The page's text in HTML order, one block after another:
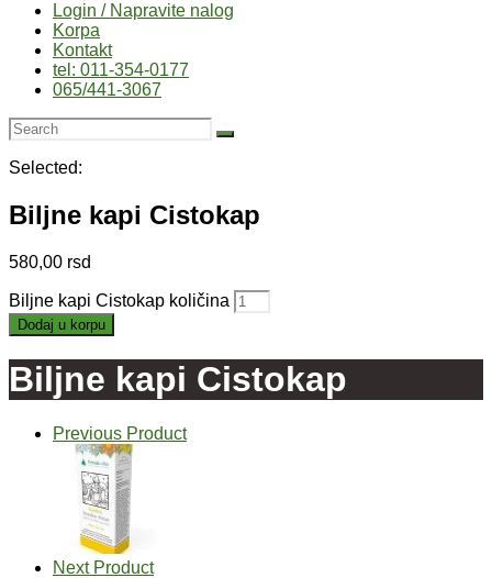
Login / Napravite nalog
Korpa
Kontakt
tel: 011-354-0177
065/441-3067
Selected:
Biljne kapi Cistokap
580,00 rsd
Biljne kapi Cistokap količina
Dodaj u korpu
Biljne kapi Cistokap
Previous Product
Next Product